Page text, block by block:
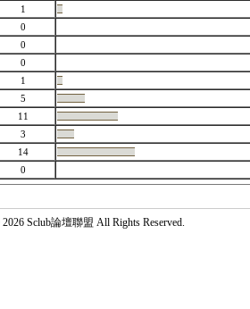
1
0
0
0
1
5
11
3
14
0
Sclub論壇聯盟 All Rights Reserved.